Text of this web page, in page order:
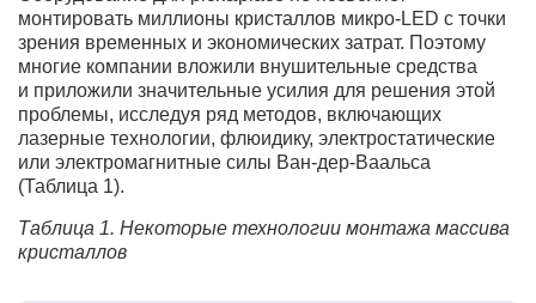
монтировать миллионы кристаллов микро-LED с точки
зрения временных и экономических затрат. Поэтому
многие компании вложили внушительные средства
и приложили значительные усилия для решения этой
проблемы, исследуя ряд методов, включающих
лазерные технологии, флюидику, электростатические
или электромагнитные силы Ван-дер-Ваальса
(Таблица 1).
Таблица 1. Некоторые технологии монтажа массива
кристаллов